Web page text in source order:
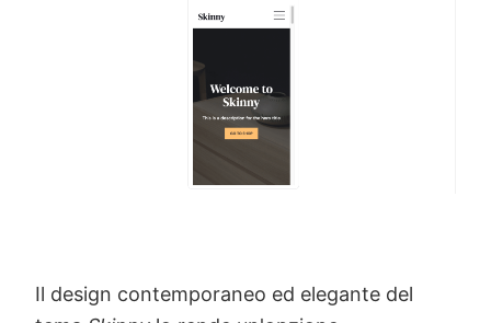
Galleria, disponibile per 39$ (circa 32€)